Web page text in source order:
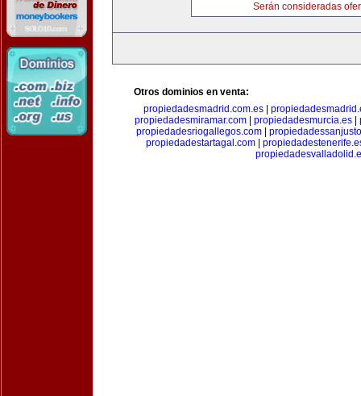
Serán consideradas
Otros dominios en venta:
propiedadesmadrid.com.es
propiedadesmiramar.com
propiedadesmurcia.es
propiedadesriogallegos.com|
propiedadestartagal.com|